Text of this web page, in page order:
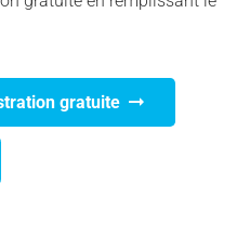
gratuite